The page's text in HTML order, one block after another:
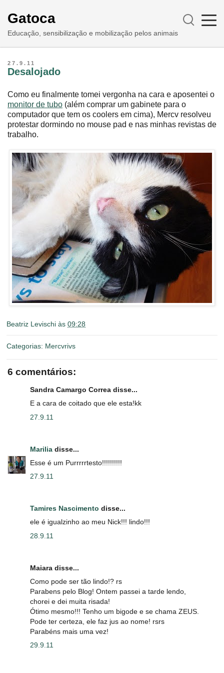
Gatoca
Educação, sensibilização e mobilização pelos animais
27.9.11
Desalojado
Como eu finalmente tomei vergonha na cara e aposentei o
monitor de tubo (além comprar um gabinete para o
computador que tem os coolers em cima), Mercv resolveu
protestar dormindo no mouse pad e nas minhas revistas de
trabalho.
Beatriz Levischi às 09:28
Categorias: Mercvrivs
6 comentários:
Sandra Camargo Correa disse...
E a cara de coitado que ele esta!kk
27.9.11
Marilia disse...
Esse é um Purrrrrtesto!!!!!!!!!!
27.9.11
Tamires Nascimento disse...
ele é igualzinho ao meu Nick!!! lindo!!!
28.9.11
Maiara disse...
Como pode ser tão lindo!? rs
Parabens pelo Blog! Ontem passei a tarde lendo,
chorei e dei muita risada!
Ótimo mesmo!!! Tenho um bigode e se chama ZEUS.
Pode ter certeza, ele faz jus ao nome! rsrs
Parabéns mais uma vez!
29.9.11